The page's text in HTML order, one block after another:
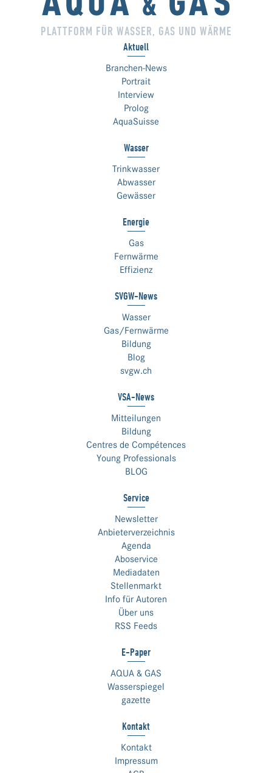
PLATTFORM FÜR WASSER, GAS UND WÄRME
Aktuell
Branchen-News
Portrait
Interview
Prolog
AquaSuisse
Wasser
Trinkwasser
Abwasser
Gewässer
Energie
Gas
Fernwärme
Effizienz
SVGW-News
Wasser
Gas/Fernwärme
Bildung
Blog
svgw.ch
VSA-News
Mitteilungen
Bildung
Centres de Compétences
Young Professionals
BLOG
Service
Newsletter
Anbieterverzeichnis
Agenda
Aboservice
Mediadaten
Stellenmarkt
Info für Autoren
Über uns
RSS Feeds
E-Paper
AQUA & GAS
Wasserspiegel
gazette
Kontakt
Kontakt
Impressum